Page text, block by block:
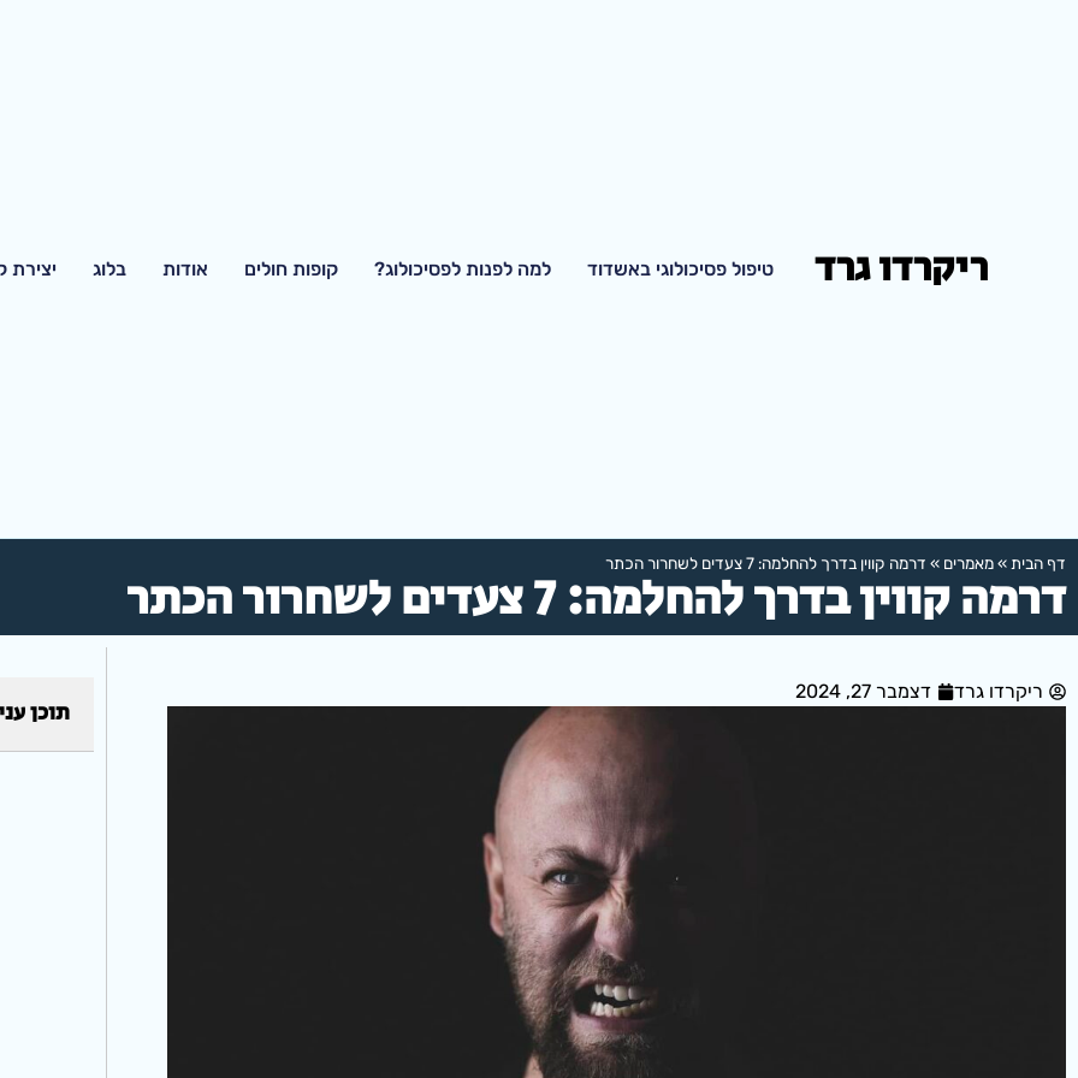
ריקרדו גרד טיפול פסיכולוגי באשדוד למה לפנות לפסיכולוג? קופות חולים אודות בלוג יצירת
דף הבית »מאמרים » דרמה קווין בדרך להחלמה: 7 צעדים לשחרור הכתר
דרמה קווין בדרך להחלמה: 7 צעדים לשחרור הכתר
ריקרדו גרד דצמבר 27, 2024
תוכן